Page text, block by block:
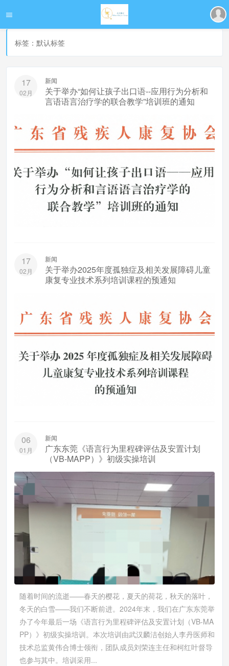
标签：默认标签
17
02月
新闻
关于举办“如何让孩子出口语--应用行为分析和
言语语言治疗学的联合教学”培训班的通知
17
02月
新闻
关于举办2025年度孤独症及相关发展障碍儿童
康复专业技术系列培训课程的预通知
06
01月
新闻
广东东莞《语言行为里程碑评估及安置计划
（VB-MAPP）》初级实操培训
随着时间的流逝——春天的樱花，夏天的荷花，秋天的落叶，
冬天的白雪——我们不断前进。2024年末，我们在广东东莞举
办了今年最后一场《语言行为里程碑评估及安置计划（VB-MA
PP）》初级实操培训。本次培训由武汉麟洁创始人李丹医师和
技术总监黄伟合博士领衔，团队成员刘荣连主任和柯红叶督导
也参与其中。培训采用...